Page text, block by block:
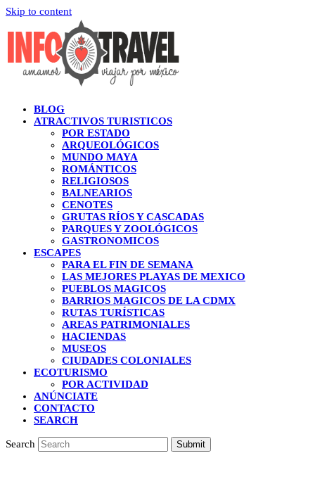
Skip to content
BLOG
ATRACTIVOS TURISTICOS
POR ESTADO
ARQUEOLÓGICOS
MUNDO MAYA
ROMÁNTICOS
RELIGIOSOS
BALNEARIOS
CENOTES
GRUTAS RÍOS Y CASCADAS
PARQUES Y ZOOLÓGICOS
GASTRONOMICOS
ESCAPES
PARA EL FIN DE SEMANA
LAS MEJORES PLAYAS DE MEXICO
PUEBLOS MAGICOS
BARRIOS MAGICOS DE LA CDMX
RUTAS TURÍSTICAS
AREAS PATRIMONIALES
HACIENDAS
MUSEOS
CIUDADES COLONIALES
ECOTURISMO
POR ACTIVIDAD
ANÚNCIATE
CONTACTO
SEARCH
Search Submit